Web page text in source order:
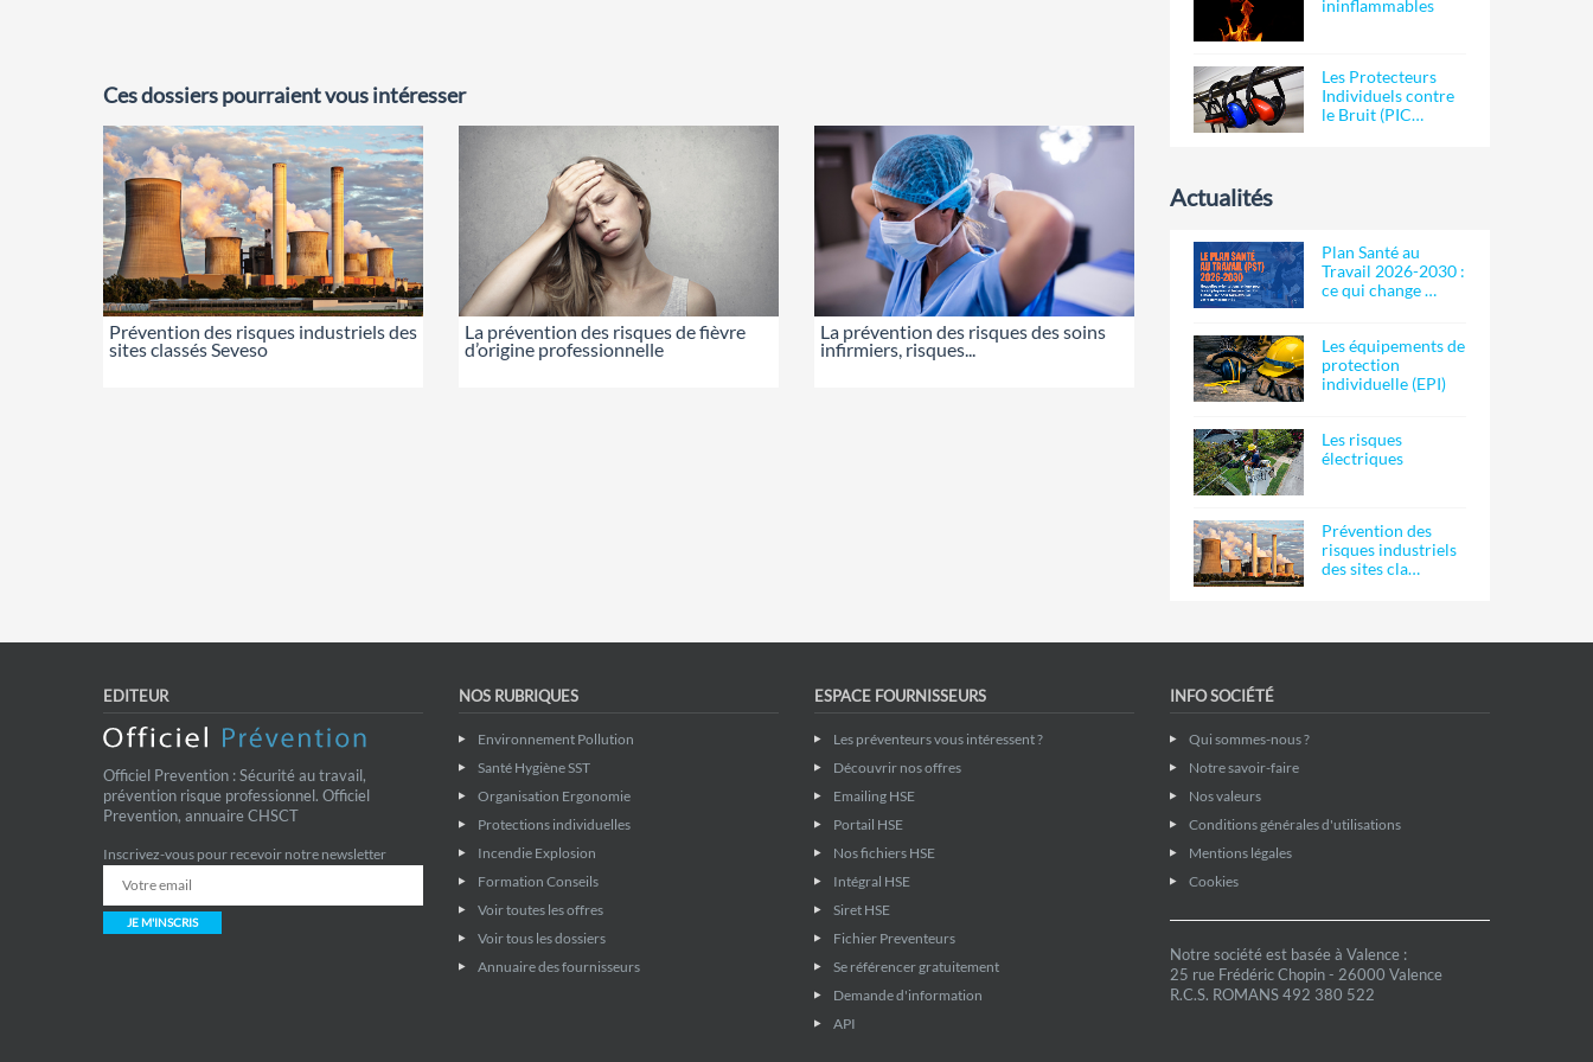
Ces dossiers pourraient vous intéresser
Prévention des risques industriels des
sites classés Seveso
La prévention des risques de fièvre
d’origine professionnelle
La prévention des risques des soins
infirmiers, risques...
ininflammables
Les Protecteurs
Individuels contre
le Bruit (PIC…
Actualités
Plan Santé au
Travail 2026-2030 :
ce qui change …
Les équipements de
protection
individuelle (EPI)
Les risques
électriques
Prévention des
risques industriels
des sites cla…
EDITEUR
Officiel Prevention : Sécurité au travail,
prévention risque professionnel. Officiel
Prevention, annuaire CHSCT
Inscrivez-vous pour recevoir notre newsletter
JE M'INSCRIS
NOS RUBRIQUES
Environnement Pollution
Santé Hygiène SST
Organisation Ergonomie
Protections individuelles
Incendie Explosion
Formation Conseils
Voir toutes les offres
Voir tous les dossiers
Annuaire des fournisseurs
ESPACE FOURNISSEURS
Les préventeurs vous intéressent ?
Découvrir nos offres
Emailing HSE
Portail HSE
Nos fichiers HSE
Intégral HSE
Siret HSE
Fichier Preventeurs
Se référencer gratuitement
Demande d'information
API
INFO SOCIÉTÉ
Qui sommes-nous ?
Notre savoir-faire
Nos valeurs
Conditions générales d'utilisations
Mentions légales
Cookies
Notre société est basée à Valence :
25 rue Frédéric Chopin - 26000 Valence
R.C.S. ROMANS 492 380 522